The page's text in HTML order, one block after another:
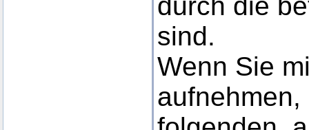
sind.
Wenn Sie